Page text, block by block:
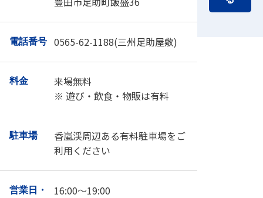
電話番号 0565-62-1188(三州足助屋敷)
料金
来場無料
※ 遊び・飲食・物販は有料
駐車場
香嵐渓周辺ある有料駐車場をご
利用ください
営業日・
16:00～19:00